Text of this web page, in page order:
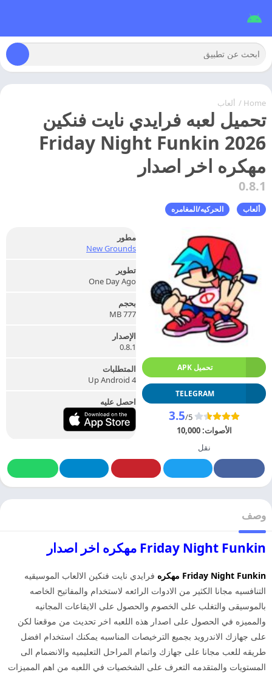
Home
/ ألعاب
تحميل لعبه فرايدي نايت فنكين
2026 Friday Night Funkin
مهكره اخر اصدار
0.8.1
ألعاب الحركيه/المغامره
تحميل APK
TELEGRAM
3.5/5
الأصوات:10,000
نقل
مطور
New Grounds
تطوير
One Day Ago
بحجم
777 MB
الإصدار
0.8.1
المتطلبات
Up Android 4
احصل عليه
وصف
Friday Night Funkin مهكره اخر اصدار
Friday Night Funkin مهكره
فرايدي نايت فنكين الالعاب الموسيقيه
التنافسيه مجانا الكثير من الادوات الرائعه لاستخدام والمفاتيح الخاصه
بالموسيقى والتغلب على الخصوم والحصول على الايقاعات المجانيه
والمميزه في الحصول على اصدار هذه اللعبه اخر تحديث من موقعنا لكن
على جهازك الاندرويد بجميع الترخيصات المناسبه يمكنك استخدام افضل
طريقه للعب مجانا على جهازك واتمام المراحل التعليميه والانضمام الى
المستويات والمتقدمه التعرف على الشخصيات في اللعبه من اهم المميزات